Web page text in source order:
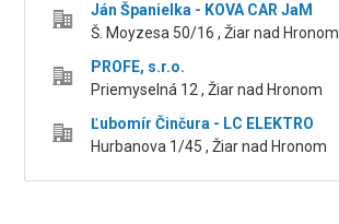
Ján Španielka - KOVA CAR JaM
Š. Moyzesa 50/16 , Žiar nad Hronom
PROFE, s.r.o.
Priemyselná 12 , Žiar nad Hronom
Ľubomír Činčura - LC ELEKTRO
Hurbanova 1/45 , Žiar nad Hronom